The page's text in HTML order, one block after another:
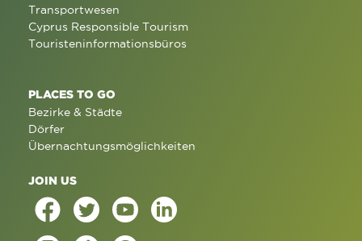
Transportwesen
Cyprus Responsible Tourism
Touristeninformationsbüros
PLACES TO GO
Bezirke & Städte
Dörfer
Übernachtungsmöglichkeiten
JOIN US